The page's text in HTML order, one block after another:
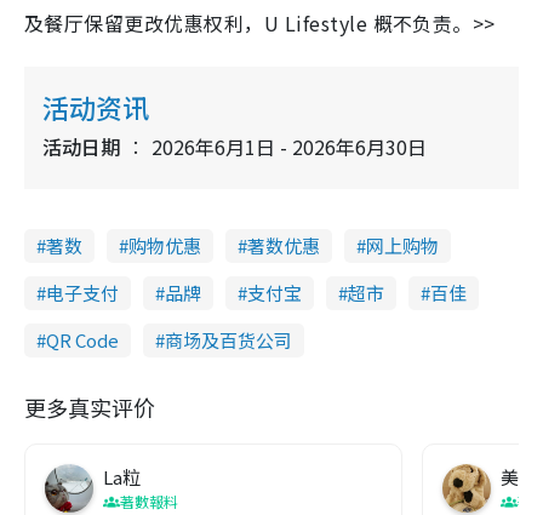
及餐厅保留更改优惠权利，U Lifestyle 概不负责。>>
活动资讯
活动日期 2026年6月1日 - 2026年6月30日
著数 购物优惠 著数优惠
网上购物
电子支付
品牌 支付宝 超市
百佳
QR Code
商场及百货公司
更多真实评价
La粒
著數報料
美食
著